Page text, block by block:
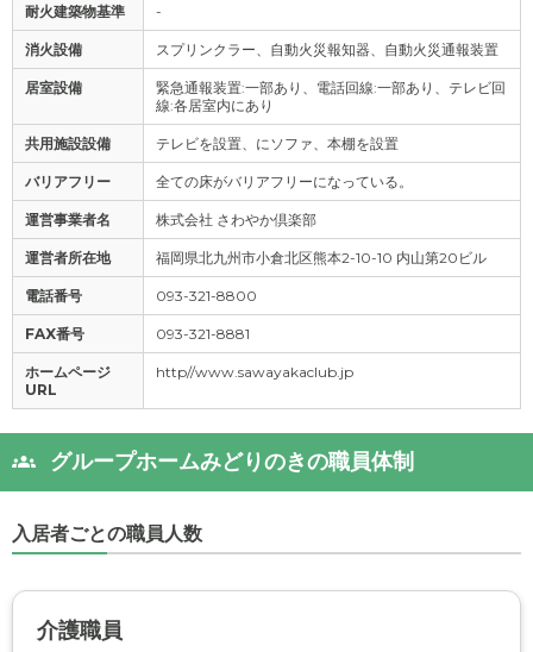
耐火建築物基準 -
消火設備 スプリンクラー、自動火災報知器、自動火災通報装置
居室設備
緊急通報装置:一部あり、電話回線:一部あり、テレビ回
線:各居室内にあり
共用施設設備 テレビを設置、にソファ、本棚を設置
バリアフリー 全ての床がバリアフリーになっている。
運営事業者名 株式会社 さわやか倶楽部
運営者所在地 福岡県北九州市小倉北区熊本2-10-10 内山第20ビル
電話番号 093-321-8800
FAX番号 093-321-8881
ホームページ
URL
http//www.sawayakaclub.jp
グループホームみどりのきの職員体制
入居者ごとの職員人数
介護職員